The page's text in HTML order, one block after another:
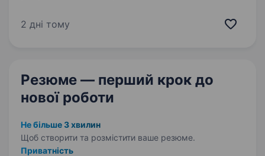
цільової аудиторії, підвищення її лояльності
2 дні тому
Резюме — перший крок до
нової роботи
Не більше 3 хвилин
Щоб створити та розмістити ваше резюме.
Приватність